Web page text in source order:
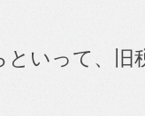
といって、旧